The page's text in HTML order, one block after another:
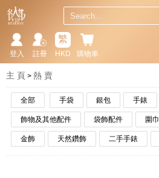
購物車
繁
HKD
註冊
登入
主 頁 熱 賣
全部 手袋 銀包 手錶
飾物及其他配件 袋飾配件 圍巾
金飾 天然鑽飾 二手手錶